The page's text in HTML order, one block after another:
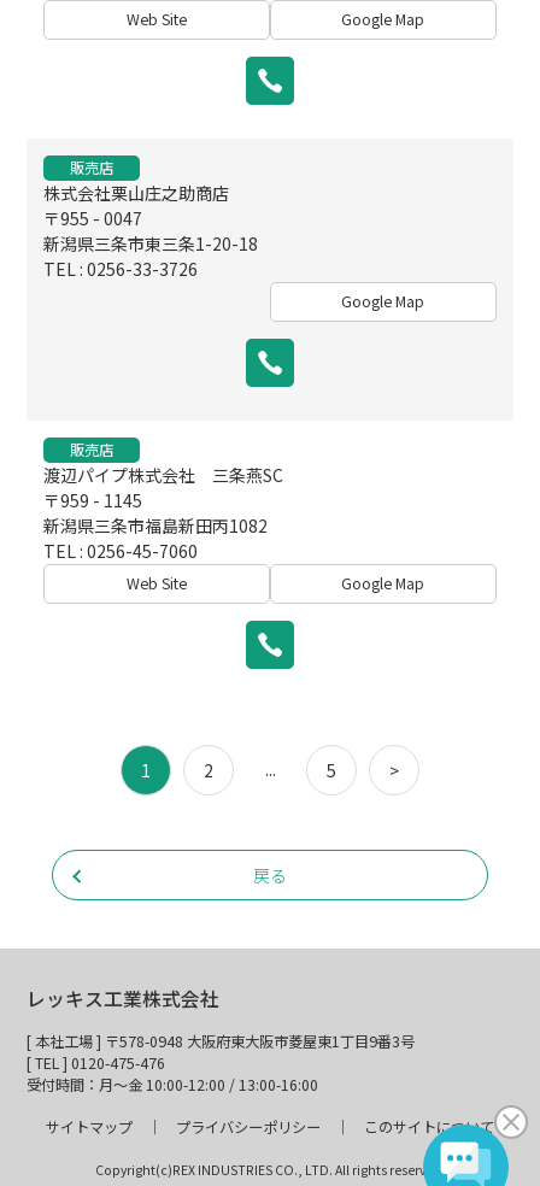
Web Site Google Map
販売店
株式会社栗山庄之助商店
〒955 - 0047
新潟県三条市東三条1-20-18
TEL : 0256-33-3726
Google Map
販売店
渡辺パイプ株式会社 三条燕SC
〒959 - 1145
新潟県三条市福島新田丙1082
TEL : 0256-45-7060
Web Site Google Map
1 2 ... 5 >
戻る
レッキス工業株式会社
[ 本社工場 ] 〒578-0948 大阪府東大阪市菱屋東1丁目9番3号
[ TEL ] 0120-475-476
受付時間：月～金 10:00-12:00 / 13:00-16:00
サイトマップ
プライバシーポリシー このサイトについて
Copyright(c)REX INDUSTRIES CO., LTD. All rights reserved.